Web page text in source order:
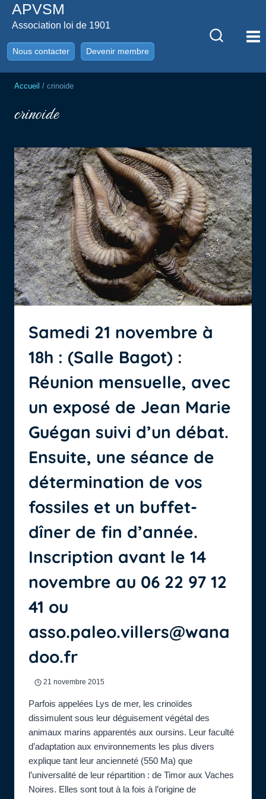
AllerAPVSM
Association loi de 1901
Nous contacter Devenir membre
Accueil / crinoide
crinoide
Samedi 21 novembre à
18h : (Salle Bagot) :
Réunion mensuelle, avec
un exposé de Jean Marie
Guégan suivi d’un débat.
Ensuite, une séance de
détermination de vos
fossiles et un buffet-
dîner de fin d’année.
Inscription avant le 14
novembre au 06 22 97 12
41 ou
asso.paleo.villers@wana
doo.fr
21 novembre 2015
Parfois appelées Lys de mer, les crinoïdes
dissimulent sous leur déguisement végétal des
animaux marins apparentés aux oursins. Leur faculté
d’adaptation aux environnements les plus divers
explique tant leur ancienneté (550 Ma) que
l’universalité de leur répartition : de Timor aux Vaches
Noires. Elles sont tout à la fois à l’origine de